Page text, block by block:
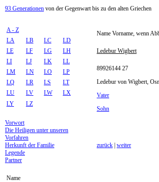
93 Generationen von der Gegenwart bis zu den alten Griechen
A - Z
LA
LB LC
LD
LE
LF LG
LH
LI
LJ LK
LL
LM
LN LO
LP
LQ
LR LS
LT
LU
LV LW
LX
LY
LZ
Vorwort
Die Heiligen unter unseren
Vorfahren
Herkunft der Familie
Legende
Partner
Name
Name Vorname, wenn
Ledebur Wigbert
89926144 27
Ledebur von Wigbert,
Vater
Sohn
zurück weiter